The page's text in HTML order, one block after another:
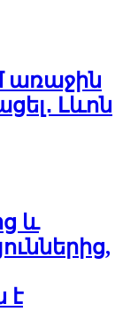
առաջին
Լևոն
և
է